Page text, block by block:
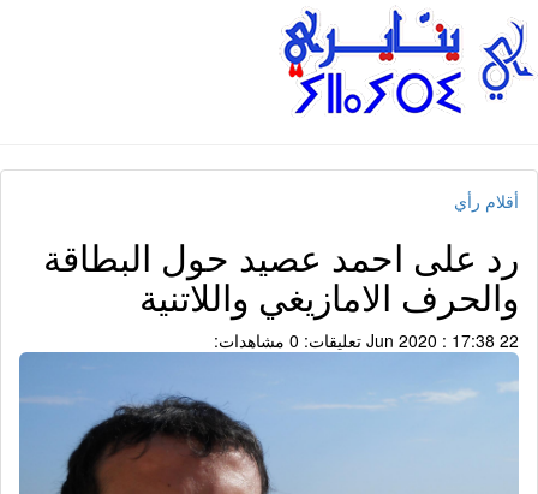
أقلام رأي
رد على احمد عصيد حول البطاقة
والحرف الامازيغي واللاتنية
22 Jun 2020 : 17:38 تعليقات: 0 مشاهدات: